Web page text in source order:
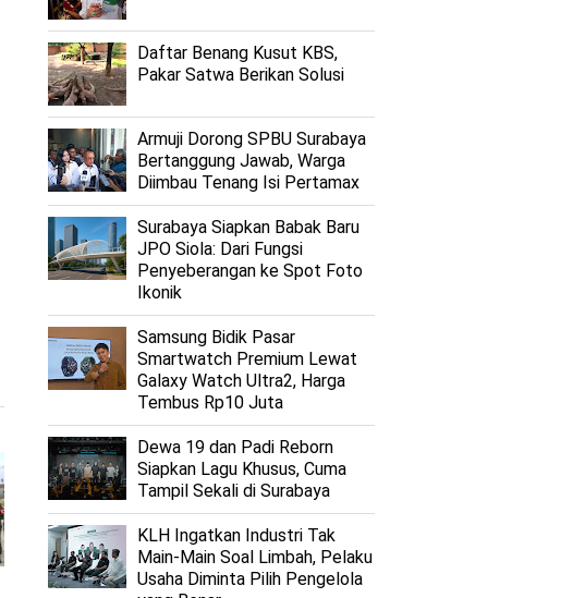
Daftar Benang Kusut KBS,
Pakar Satwa Berikan Solusi
Armuji Dorong SPBU Surabaya
Bertanggung Jawab, Warga
Diimbau Tenang Isi Pertamax
Surabaya Siapkan Babak Baru
JPO Siola: Dari Fungsi
Penyeberangan ke Spot Foto
Ikonik
Samsung Bidik Pasar
Smartwatch Premium Lewat
Galaxy Watch Ultra2, Harga
Tembus Rp10 Juta
Dewa 19 dan Padi Reborn
Siapkan Lagu Khusus, Cuma
Tampil Sekali di Surabaya
KLH Ingatkan Industri Tak
Main-Main Soal Limbah, Pelaku
Usaha Diminta Pilih Pengelola